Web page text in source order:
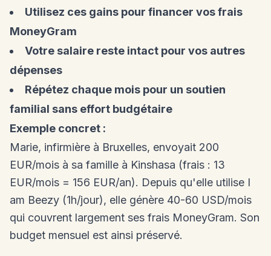
Utilisez ces gains pour financer vos frais
MoneyGram
Votre salaire reste intact pour vos autres
dépenses
Répétez chaque mois pour un soutien
familial sans effort budgétaire
Exemple concret :
Marie, infirmière à Bruxelles, envoyait 200
EUR/mois à sa famille à Kinshasa (frais : 13
EUR/mois = 156 EUR/an). Depuis qu'elle utilise I
am Beezy (1h/jour), elle génère 40-60 USD/mois
qui couvrent largement ses frais MoneyGram. Son
budget mensuel est ainsi préservé.